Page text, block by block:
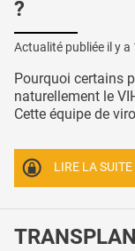
?
Actualité publiée il y a
Pourquoi certains
naturellement le
Cette équipe de
LIRE LA SUITE